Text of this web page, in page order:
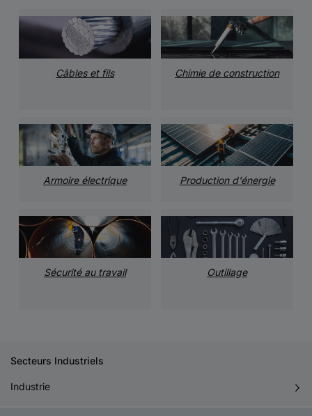
Câbles et fils Chimie de construction
Armoire électrique Production d'énergie
Sécurité au travail Outillage
Secteurs Industriels
Industrie